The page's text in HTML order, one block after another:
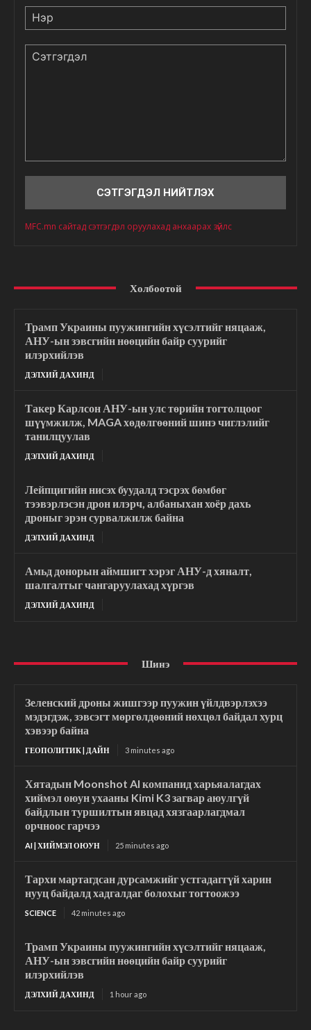
MFC.mn сайтад сэтгэгдэл оруулахад анхаарах зүйлс
Холбоотой
Трамп Украины пуужингийн хүсэлтийг няцааж,
АНУ-ын зэвсгийн нөөцийн байр суурийг
илэрхийлэв
ДЭЛХИЙ ДАХИНД
Такер Карлсон АНУ-ын улс төрийн тогтолцоог
шүүмжилж, MAGA хөдөлгөөний шинэ чиглэлийг
танилцуулав
ДЭЛХИЙ ДАХИНД
Лейпцигийн нисэх буудалд тэсрэх бөмбөг
тээвэрлэсэн дрон илэрч, албаныхан хоёр дахь
дроныг эрэн сурвалжилж байна
ДЭЛХИЙ ДАХИНД
Амьд донорын аймшигт хэрэг АНУ-д хяналт,
шалгалтыг чангаруулахад хүргэв
ДЭЛХИЙ ДАХИНД
Шинэ
Зеленский дроны жишгээр пуужин үйлдвэрлэхээ
мэдэгдэж, зэвсэгт мөргөлдөөний нөхцөл байдал хурц
хэвээр байна
ГЕОПОЛИТИК | ДАЙН 3 minutes ago
Хятадын Moonshot AI компанид харьяалагдах
хиймэл оюун ухааны Kimi K3 загвар аюулгүй
байдлын туршилтын явцад хязгаарлагдмал
орчноос гарчээ
AI | ХИЙМЭЛ ОЮУН 25 minutes ago
Тархи мартагдсан дурсамжийг устгадаггүй харин
нууц байдалд хадгалдаг болохыг тогтоожээ
SCIENCE 42 minutes ago
Трамп Украины пуужингийн хүсэлтийг няцааж,
АНУ-ын зэвсгийн нөөцийн байр суурийг
илэрхийлэв
ДЭЛХИЙ ДАХИНД 1 hour ago